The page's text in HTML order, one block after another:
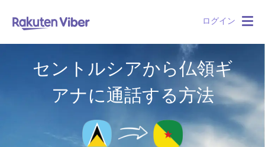
ログイン
セントルシアから仏領ギ
アナに通話する方法